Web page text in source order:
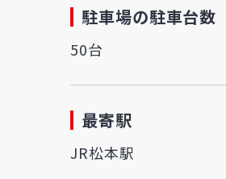
駐車場の駐車台数
50台
最寄駅
JR松本駅